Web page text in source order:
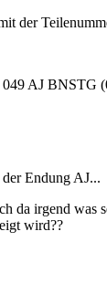
der
049 AJ BNSTG
Endung AJ...
da irgend was
wird??